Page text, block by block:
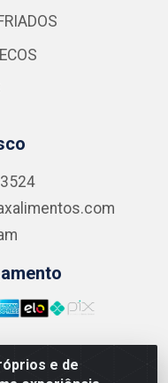
e de
ALIMENTICIOS